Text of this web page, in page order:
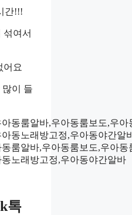
간!!!
섞여서
어요
이 들
룸알바,우아동룸보도,우아
노래방고정,우아동야간알바
톡